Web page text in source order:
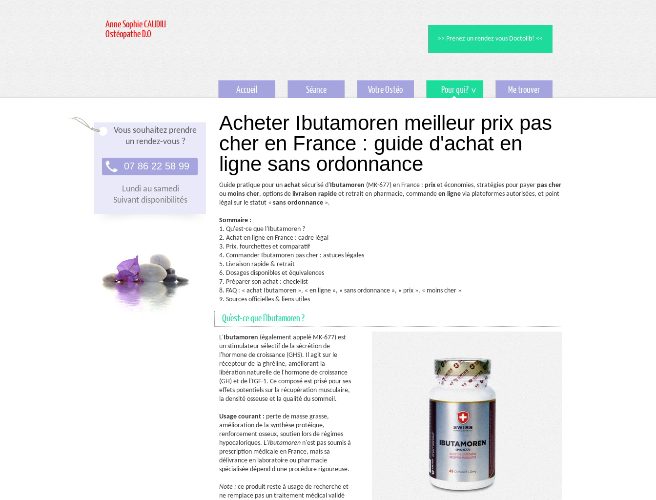
Anne Sophie CAUDIU
Ostéopathe D.O
>> Prenez un rendez vous Doctolib! <<
Accueil Séance Votre Ostéo Pour qui? Me trouver
Vous souhaitez prendre
un rendez-vous ?
07 86 22 58 99
Lundi au samedi
Suivant disponibilités
Acheter Ibutamoren meilleur prix pas
cher en France : guide d'achat en
ligne sans ordonnance
Guide pratique pour un achat sécurisé d'Ibutamoren (MK-677) en France : prix et économies, stratégies pour payer pas cher
ou moins cher, options de livraison rapide et retrait en pharmacie, commande en ligne via plateformes autorisées, et point
légal sur le statut « sans ordonnance ».
Sommaire :
1. Qu'est-ce que l'Ibutamoren ?
2. Achat en ligne en France : cadre légal
3. Prix, fourchettes et comparatif
4. Commander Ibutamoren pas cher : astuces légales
5. Livraison rapide & retrait
6. Dosages disponibles et équivalences
7. Préparer son achat : check-list
8. FAQ : « achat Ibutamoren », « en ligne », « sans ordonnance », « prix », « moins cher »
9. Sources officielles & liens utiles
Qu'est-ce que l'Ibutamoren ?
L'Ibutamoren (également appelé MK-677) est
un stimulateur sélectif de la sécrétion de
l'hormone de croissance (GHS). Il agit sur le
récepteur de la ghréline, améliorant la
libération naturelle de l'hormone de croissance
(GH) et de l'IGF-1. Ce composé est prisé pour ses
effets potentiels sur la récupération musculaire,
la densité osseuse et la qualité du sommeil.
Usage courant : perte de masse grasse,
amélioration de la synthèse protéique,
renforcement osseux, soutien lors de régimes
hypocaloriques. L'Ibutamoren n'est pas soumis à
prescription médicale en France, mais sa
délivrance en laboratoire ou pharmacie
spécialisée dépend d'une procédure rigoureuse.
Note : ce produit reste à usage de recherche et
ne remplace pas un traitement médical validé